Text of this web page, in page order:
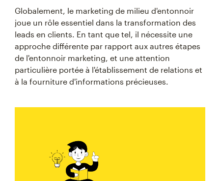
Globalement, le marketing de milieu d'entonnoir
joue un rôle essentiel dans la transformation des
leads en clients. En tant que tel, il nécessite une
approche différente par rapport aux autres étapes
de l'entonnoir marketing, et une attention
particulière portée à l'établissement de relations et
à la fourniture d'informations précieuses.